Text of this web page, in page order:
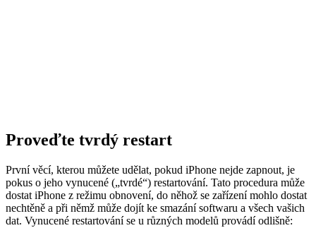
Proveďte tvrdý restart
První věcí, kterou můžete udělat, pokud iPhone nejde zapnout, je
pokus o jeho vynucené („tvrdé“) restartování. Tato procedura může
dostat iPhone z režimu obnovení, do něhož se zařízení mohlo dostat
nechtěně a při němž může dojít ke smazání softwaru a všech vašich
dat. Vynucené restartování se u různých modelů provádí odlišně: